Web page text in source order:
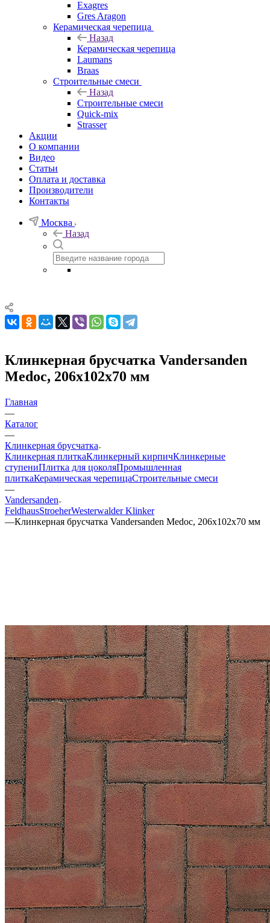
Exagres
Gres Aragon
Керамическая черепица
Назад
Керамическая черепица
Laumans
Braas
Строительные смеси
Назад
Строительные смеси
Quick-mix
Strasser
Акции
О компании
Видео
Статьи
Оплата и доставка
Производители
Контакты
Москва
Назад
Клинкерная брусчатка Vandersanden
Medoc, 206x102x70 мм
Главная
—
Каталог
—
Клинкерная брусчатка
Клинкерная плиткаКлинкерный кирпичКлинкерные
ступениПлитка для цоколяПромышленная
плиткаКерамическая черепицаСтроительные смеси
—
Vandersanden
FeldhausStroeherWesterwalder Klinker
—Клинкерная брусчатка Vandersanden Medoc, 206x102x70 мм